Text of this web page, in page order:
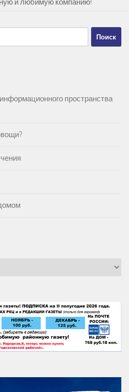
и любимую компанию!
пространства